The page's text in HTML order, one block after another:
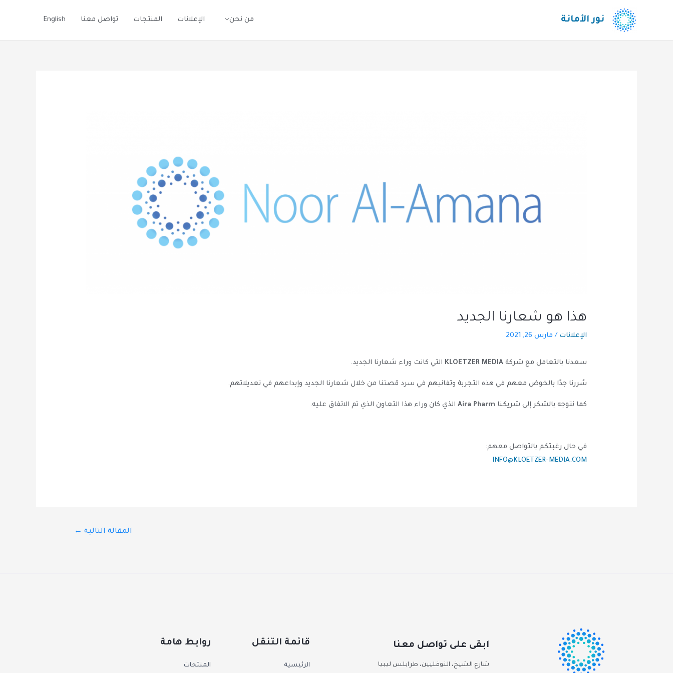
نور الأمانة من نحن الإعلانات المنتجات تواصل معنا English
هذا هو شعارنا الجديد
الإعلانات / مارس 26, 2021
سعدنا بالتعامل مع شركةKLOETZER MEDIA التي كانت وراء شعارنا الجديد.
سُررنا جدًا بالخوض معهم في هذه التجربة وتفانيهم في سرد قصتنا من خلال شعارنا الجديد وإبداعهم في تعديلاتهم.
كما نتوجه بالشكر إلى شريكنا Aira Pharm الذي كان وراء هذا التعاون الذي تم الاتفاق عليه.
في حال رغبتكم بالتواصل معهم:
INFO@KLOETZER-MEDIA.COM
المقالة التالية ←
ابقى على تواصل معنا
شارع الشيخ، النوفليين، طرابلس ليبيا
قائمة التنقل
الرئيسية
روابط هامة
المنتجات